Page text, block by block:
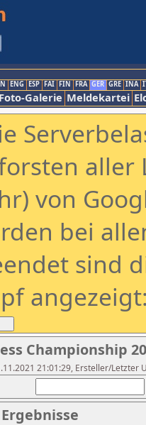
ENG ESP FAI FIN FRA GER GRE INA
Foto-Galerie Meldekartei
aller
von
bei
sind
Championship
21:01:29, Ersteller/Letzter